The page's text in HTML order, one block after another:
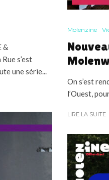
&
s’est
une série...
Molenzine
On s’est
l’Ouest,
LIRE LA SUITE